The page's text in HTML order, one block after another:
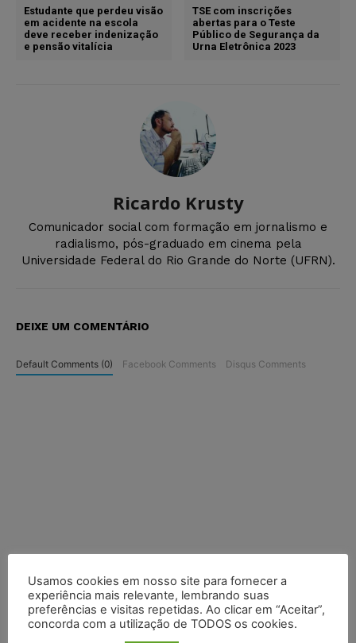
Estudante que perdeu visão
em acidente na escola
deve receber indenização
e pensão vitalícia
TSE com inscrições
abertas para o Teste
Público de Segurança da
Urna Eletrônica 2023
Ricardo Krusty
Comunicador social com formação em jornalismo e
radialismo, pós-graduado em cinema pela
Universidade Federal do Rio Grande do Norte (UFRN).
DEIXE UM COMENTÁRIO
Default Comments (0) Facebook Comments Disqus Comments
Usamos cookies em nosso site para fornecer a
experiência mais relevante, lembrando suas
preferências e visitas repetidas. Ao clicar em “Aceitar”,
concorda com a utilização de TODOS os cookies.